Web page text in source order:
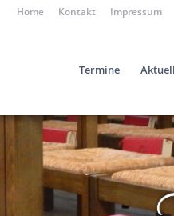
Home Kontakt Impressum
Termine